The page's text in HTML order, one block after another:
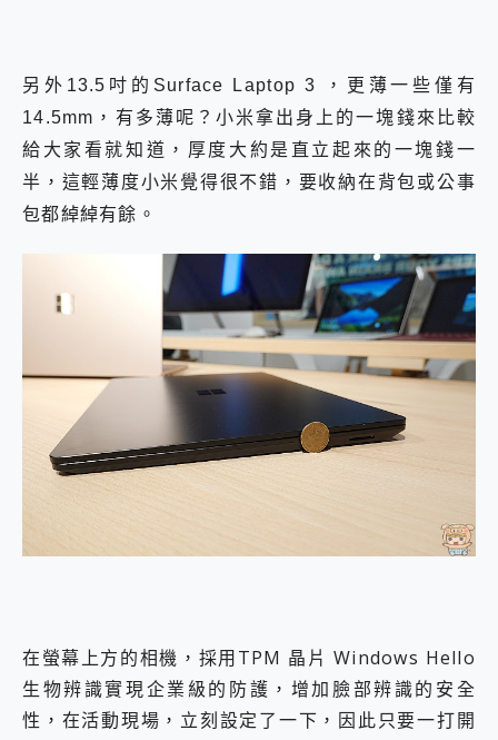
另外13.5吋的Surface Laptop 3 ，更薄一些僅有
14.5mm，有多薄呢？小米拿出身上的一塊錢來比較
給大家看就知道，厚度大約是直立起來的一塊錢一
半，這輕薄度小米覺得很不錯，要收納在背包或公事
包都綽綽有餘。
在螢幕上方的相機，採用TPM 晶片 Windows Hello
生物辨識實現企業級的防護，增加臉部辨識的安全
性，在活動現場，立刻設定了一下，因此只要一打開